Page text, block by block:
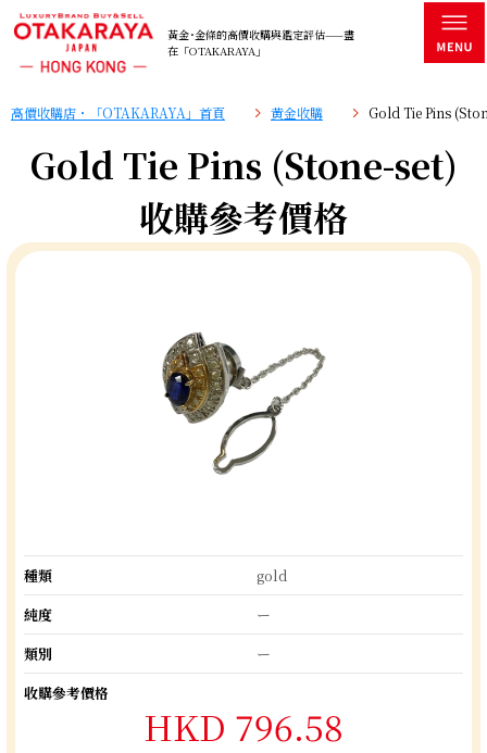
黃金･金條的高價收購與鑑定評估——盡
在「OTAKARAYA」
高價收購店・「OTAKARAYA」首頁 黄金收購 Gold Tie Pins
Gold Tie Pins (Stone-set)
收購參考價格
種類
gold
純度
ー
類別
ー
收購參考價格
HKD 796.58